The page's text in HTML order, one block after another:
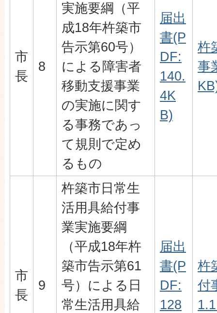
市
長
8
実施要綱（平
成18年杵築市
告示第60号）
による障害者
移動支援事業
の実施に関す
る事務であっ
て規則で定め
るもの
届出
書(P
DF:
140.
4K
B)
杵
事
市
長
9
杵築市日常生
活用具給付事
業実施要綱
（平成18年杵
築市告示第61
号）による日
常生活用具給
届出
書(P
DF:
128
杵
付